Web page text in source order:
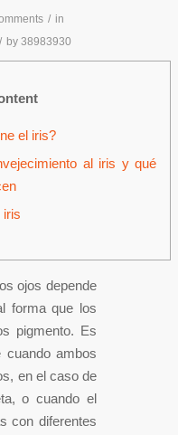
/ in
/ by 38983930
el iris?
al iris y qué
iris
ojos depende
forma que los
pigmento. Es
cuando ambos
en el caso de
o cuando el
con diferentes